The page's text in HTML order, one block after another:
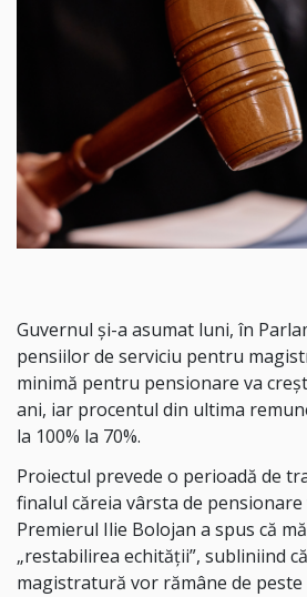
Guvernul și-a asumat luni, în
pensiilor de serviciu pentru
minimă pentru pensionare va
ani, iar procentul din ultima
la 100% la 70%.
Proiectul prevede o perioadă de
finalul căreia vârsta de pensionare
Premierul Ilie Bolojan a spus că
„restabilirea echității”, subliniind
magistratură vor rămâne de peste